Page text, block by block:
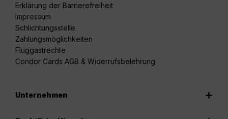
Erklärung der Barrierefreiheit
Impressum
Schlichtungsstelle
Zahlungsmöglichkeiten
Fluggastrechte
Condor Cards AGB & Widerrufsbelehrung
Unternehmen